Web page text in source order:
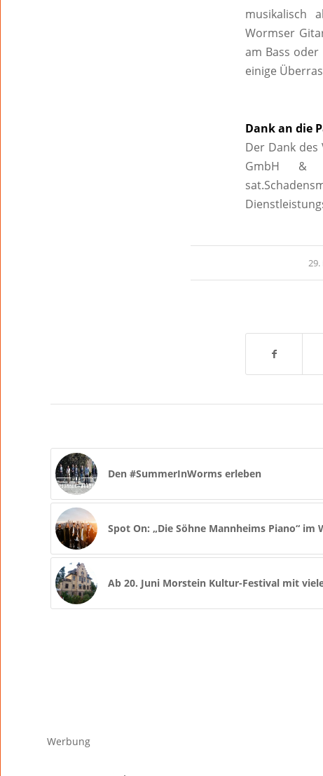
musikalisch
Wormser
am Bass
einige
Dank an die
Der Dank
GmbH &
29.
Den #SummerInWorms erleben
Spot On: „Die Söhne Mannheims Piano“ im
Ab 20. Juni Morstein Kultur-Festival mit
Werbung